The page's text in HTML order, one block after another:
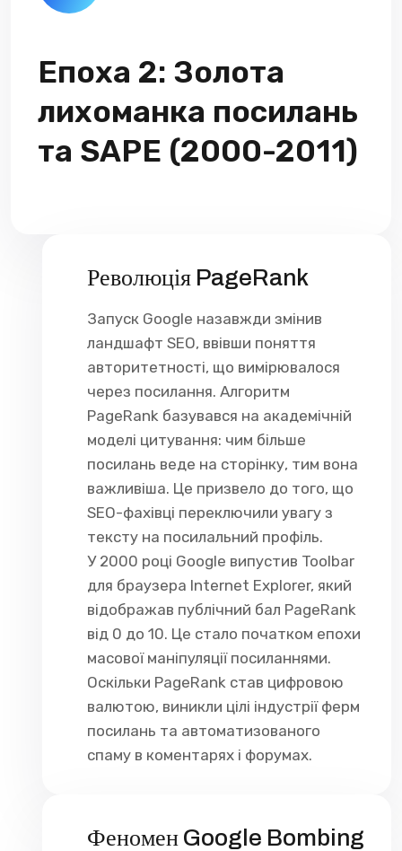
Епоха 2: Золота
лихоманка посилань
та SAPE (2000-2011)
Революція PageRank
Запуск Google назавжди змінив
ландшафт SEO, ввівши поняття
авторитетності, що вимірювалося
через посилання. Алгоритм
PageRank базувався на академічній
моделі цитування: чим більше
посилань веде на сторінку, тим вона
важливіша. Це призвело до того, що
SEO-фахівці переключили увагу з
тексту на посилальний профіль.
У 2000 році Google випустив Toolbar
для браузера Internet Explorer, який
відображав публічний бал PageRank
від 0 до 10. Це стало початком епохи
масової маніпуляції посиланнями.
Оскільки PageRank став цифровою
валютою, виникли цілі індустрії ферм
посилань та автоматизованого
спаму в коментарях і форумах.
Феномен Google Bombing